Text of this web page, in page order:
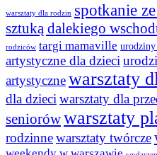
warsztaty dla rodzin spotkanie
sztuką dalekiego
rodziców targi mamaville urodziny
artystyczne dla dzieci
artystycznewarsztaty
dla dzieci warsztaty dla
seniorówwarsztaty
rodzinnewarsztaty twórcze